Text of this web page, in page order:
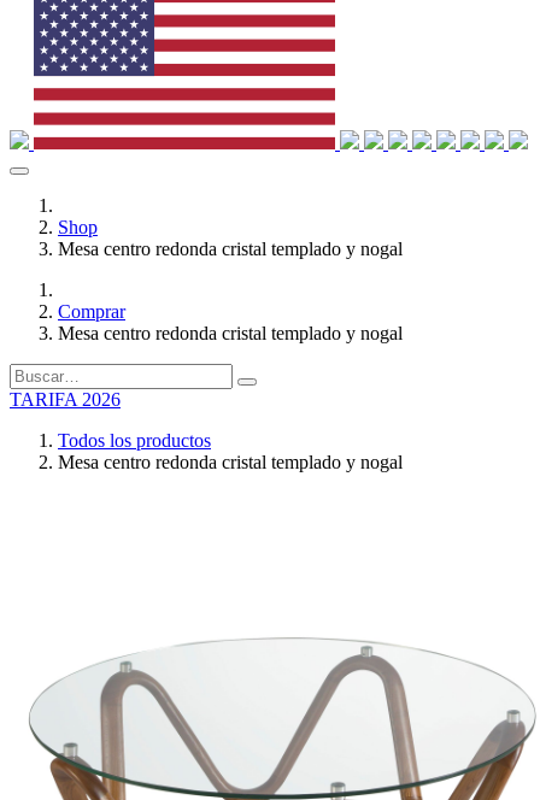
Shop
Mesa centro redonda cristal templado y nogal
Comprar
Mesa centro redonda cristal templado y nogal
TARIFA 2026
Todos los productos
Mesa centro redonda cristal templado y nogal